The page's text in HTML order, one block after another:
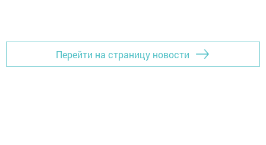
Перейти на страницу новости